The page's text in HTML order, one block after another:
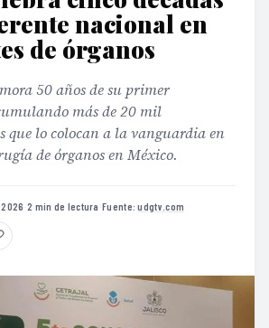
nacional en
de órganos
50 años de su primer
más de 20 mil
que lo colocan a la vanguardia en
de órganos en México.
2026 ·2 min de lectura ·Fuente:udgtv.com